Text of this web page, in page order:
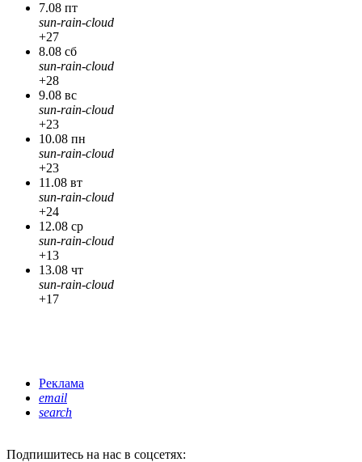
7.08 пт
sun-rain-cloud
+27
8.08 сб
sun-rain-cloud
+28
9.08 вс
sun-rain-cloud
+23
10.08 пн
sun-rain-cloud
+23
11.08 вт
sun-rain-cloud
+24
12.08 ср
sun-rain-cloud
+13
13.08 чт
sun-rain-cloud
+17
Реклама
email
search
Подпишитесь на нас в соцсетях: